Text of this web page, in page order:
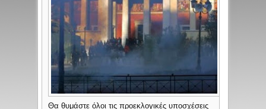
Θα θυμάστε όλοι τις προεκλογικές υποσχέσεις